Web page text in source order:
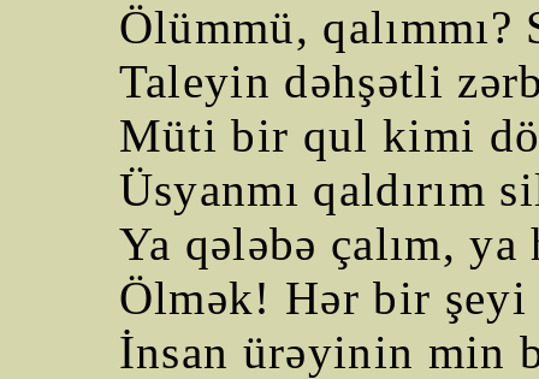
Ölümmü,
Taleyin dəhşətli
Müti bir qul kimi
Üsyanmı qaldırım
Ya qələbə çalım,
Ölmək! Hər bir şeyi
İnsan ürəyinin min